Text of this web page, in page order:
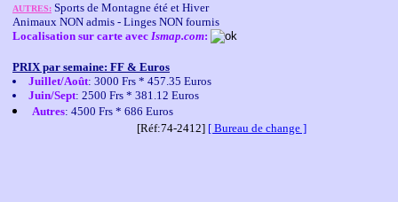
AUTRES: Sports de Montagne été et Hiver
Animaux NON admis - Linges NON fournis
Localisation sur carte avec Ismap.com:
PRIX par semaine: FF & Euros
Juillet/Août: 3000 Frs * 457.35 Euros
Juin/Sept: 2500 Frs * 381.12 Euros
Autres: 4500 Frs * 686 Euros
[Réf:74-2412] [ Bureau de change ]